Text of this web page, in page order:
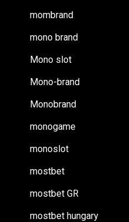
mombrand
mono brand
Mono slot
Mono-brand
Monobrand
monogame
monoslot
mostbet
mostbet GR
mostbet hungary